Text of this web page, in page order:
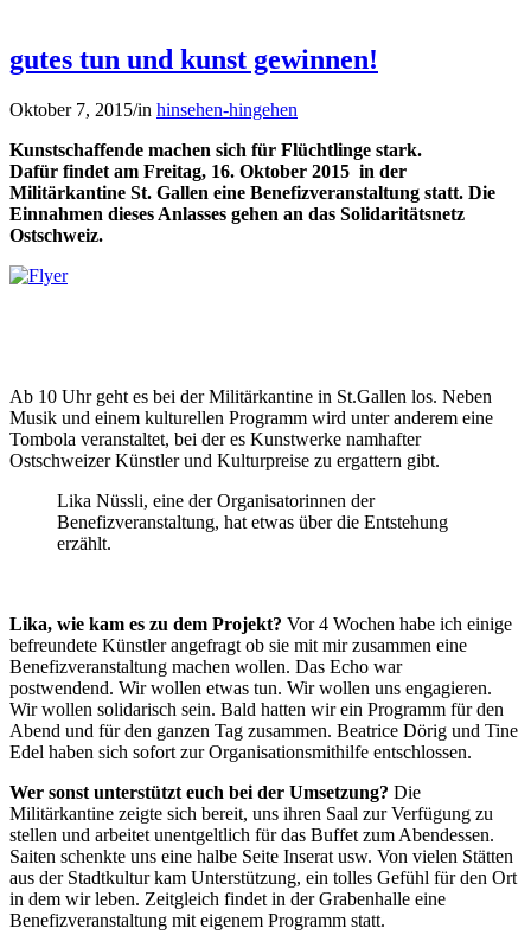
gutes tun und kunst gewinnen!
Oktober 7, 2015/in hinsehen-hingehen
Kunstschaffende machen sich für Flüchtlinge stark.
Dafür findet am Freitag, 16. Oktober 2015 in der
Militärkantine St. Gallen eine Benefizveranstaltung statt. Die
Einnahmen dieses Anlasses gehen an das Solidaritätsnetz
Ostschweiz.
Ab 10 Uhr geht es bei der Militärkantine in St.Gallen los. Neben
Musik und einem kulturellen Programm wird unter anderem eine
Tombola veranstaltet, bei der es Kunstwerke namhafter
Ostschweizer Künstler und Kulturpreise zu ergattern gibt.
Lika Nüssli, eine der Organisatorinnen der
Benefizveranstaltung, hat etwas über die Entstehung
erzählt.
Lika, wie kam es zu dem Projekt? Vor 4 Wochen habe ich einige
befreundete Künstler angefragt ob sie mit mir zusammen eine
Benefizveranstaltung machen wollen. Das Echo war
postwendend. Wir wollen etwas tun. Wir wollen uns engagieren.
Wir wollen solidarisch sein. Bald hatten wir ein Programm für den
Abend und für den ganzen Tag zusammen. Beatrice Dörig und Tine
Edel haben sich sofort zur Organisationsmithilfe entschlossen.
Wer sonst unterstützt euch bei der Umsetzung? Die
Militärkantine zeigte sich bereit, uns ihren Saal zur Verfügung zu
stellen und arbeitet unentgeltlich für das Buffet zum Abendessen.
Saiten schenkte uns eine halbe Seite Inserat usw. Von vielen Stätten
aus der Stadtkultur kam Unterstützung, ein tolles Gefühl für den Ort
in dem wir leben. Zeitgleich findet in der Grabenhalle eine
Benefizveranstaltung mit eigenem Programm statt.